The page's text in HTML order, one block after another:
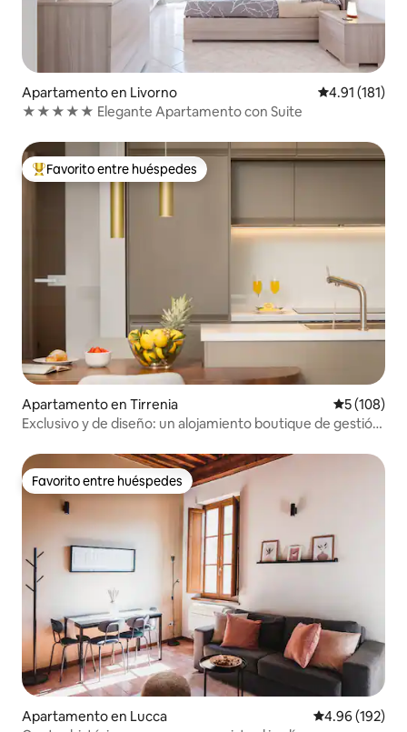
Apartamento en Livorno Calificación
4.91 (181)
★★★★★ Elegante Apartamento con Suite
Favorito entre huéspedes preferido
Favorito entre huéspedes
Apartamento en Tirrenia
5 (108)
Exclusivo y de diseño: un alojamiento boutique de gestión
Favorito entre huéspedes
Favorito entre huéspedes
Apartamento en Lucca Calificación
4.96 (192)